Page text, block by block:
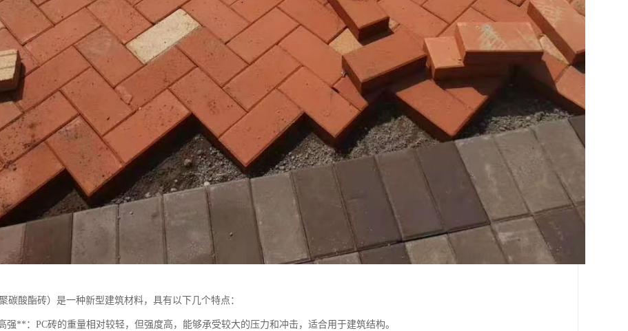
碳酸酯砖）是一种新型建筑材料，具有以下几个特点：
强**：PC砖的重量相对较轻，但强度高，能够承受较大的压力和冲击，适合用于建筑结构。